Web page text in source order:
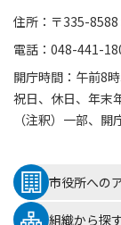
住所：〒335-
電話：048-441-
開庁時間：午前8
祝日、休日、年末
（注釈）一部、
市役所への
組織から探